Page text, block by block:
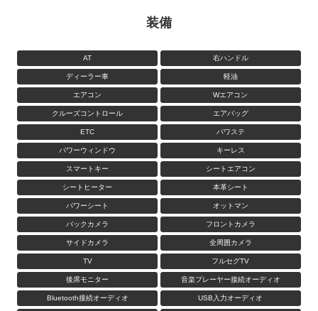
装備
AT 右ハンドル
ディーラー車 軽油
エアコン Wエアコン
クルーズコントロール エアバッグ
ETC パワステ
パワーウィンドウ キーレス
スマートキー シートエアコン
シートヒーター 本革シート
パワーシート オットマン
バックカメラ フロントカメラ
サイドカメラ 全周囲カメラ
TV フルセグTV
後席モニター 音楽プレーヤー接続オーディオ
Bluetooth接続オーディオ USB入力オーディオ